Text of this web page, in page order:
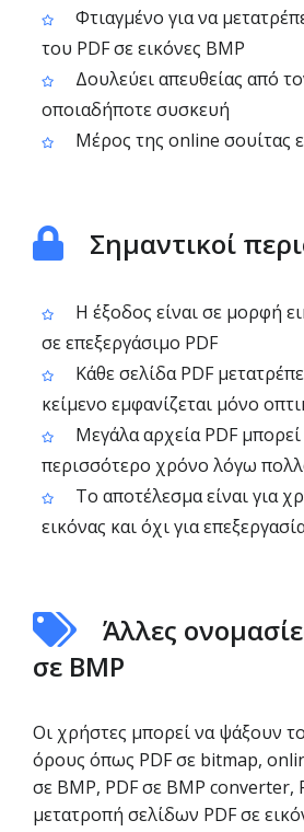
Φτιαγμένο για να
του PDF σε εικόνες BMP
Δουλεύει απευθείας από
οποιαδήποτε συσκευή
Μέρος της online σουίτας
Σημαντικοί
Η έξοδος είναι σε μορφή
σε επεξεργάσιμο PDF
Κάθε σελίδα PDF
κείμενο εμφανίζεται μόνο
Μεγάλα αρχεία PDF
περισσότερο χρόνο λόγω
Το αποτέλεσμα είναι για
εικόνας και όχι για
Άλλες
σε BMP
Οι χρήστες μπορεί να ψάξουν
όρους όπως PDF σε bitmap,
σε BMP, PDF σε BMP converter,
μετατροπή σελίδων PDF σε